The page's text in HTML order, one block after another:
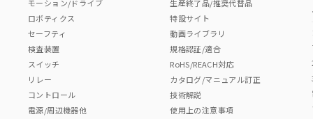
モーション/ドライブ
ロボティクス
セーフティ
検査装置
スイッチ
リレー
コントロール
電源/周辺機器他
生産終了品/推奨代替品
特設サイト
動画ライブラリ
規格認証/適合
RoHS/REACH対応
カタログ/マニュアル訂正
技術解説
使用上の注意事項